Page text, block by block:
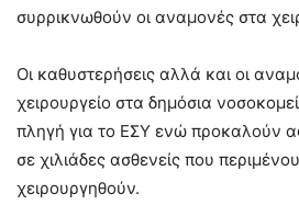
συρρικνωθούν οι αναμονές στα
Οι καθυστερήσεις αλλά και οι
χειρουργείο στα δημόσια
πληγή για το ΕΣΥ ενώ προκαλούν
σε χιλιάδες ασθενείς που
χειρουργηθούν.